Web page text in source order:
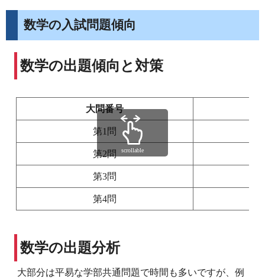
数学の入試問題傾向
数学の出題傾向と対策
大問番号
第1問
第2問
第3問
第4問
scrollable
数学の出題分析
大部分は平易な学部共通問題で時間も多いですが、例